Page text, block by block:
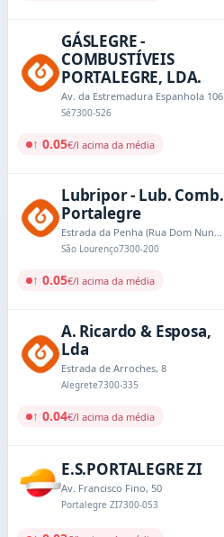
GÁSLEGRE -
COMBUSTÍVEIS
PORTALEGRE, LDA.
Av. da Estremadura Espanhola 106
Sé7300-526
↑ 0.05€/l acima da média
Lubripor - Lub. Comb.
Portalegre
Estrada da Penha (Rua Dom Nuno Álvares Pereira)
São Lourenço7300-200
↑ 0.05€/l acima da média
A. Ricardo & Esposa,
Lda
Estrada de Arroches, 8
Alegrete7300-335
↑ 0.04€/l acima da média
E.S.PORTALEGRE ZI
Av. Francisco Fino, 50
Portalegre ZI7300-053